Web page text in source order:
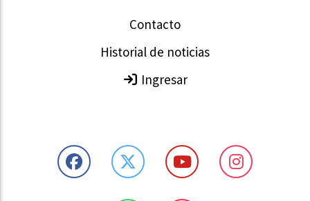
Contacto
Historial de noticias
Ingresar